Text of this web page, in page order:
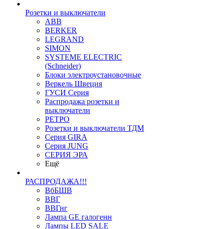
Розетки и выключатели
ABB
BERKER
LEGRAND
SIMON
SYSTEME ELECTRIC
(Schneider)
Блоки электроустановочные
Веркель Швеция
ГУСИ Серия
Распродажа розетки и
выключатели
РЕТРО
Розетки и выключатели ТДМ
Серия GIRA
Серия JUNG
СЕРИЯ ЭРА
Ещё
РАСПРОДАЖА!!!
ВбБШВ
ВВГ
ВВГнг
Лампа GE галогенн
Лампы LED SALE